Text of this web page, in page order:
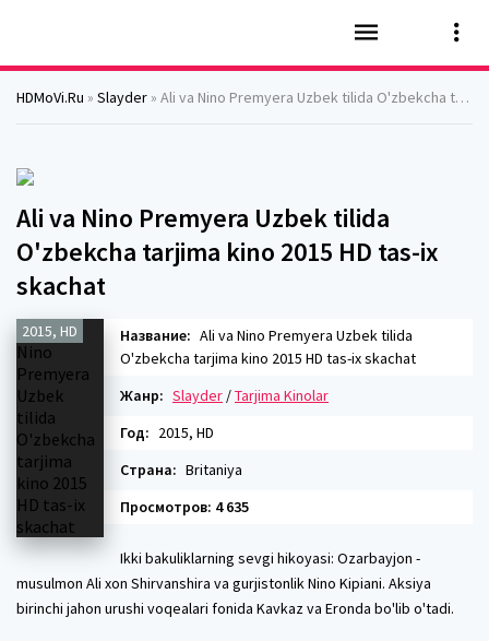
HDMoVi.Ru » Slayder » Ali va Nino Premyera Uzbek tilida O'zbekcha tarjima kino 2015 HD tas-ix skachat
Ali va Nino Premyera Uzbek tilida
O'zbekcha tarjima kino 2015 HD tas-ix
skachat
2015, HD Название: Ali va Nino Premyera Uzbek tilida
O'zbekcha tarjima kino 2015 HD tas-ix skachat
Жанр: Slayder /Tarjima Kinolar
Год: 2015, HD
Страна: Britaniya
Просмотров: 4 635
Ikki bakuliklarning sevgi hikoyasi: Ozarbayjon -
musulmon Ali xon Shirvanshira va gurjistonlik Nino Kipiani. Aksiya
birinchi jahon urushi voqealari fonida Kavkaz va Eronda bo'lib o'tadi.